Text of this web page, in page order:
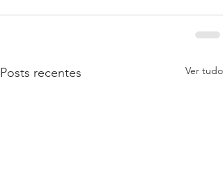
Posts recentes Ver tudo